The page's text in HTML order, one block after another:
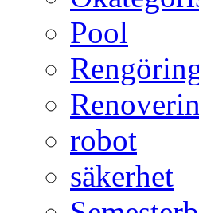
Pool
robot
säkerhet